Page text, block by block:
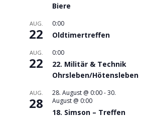
Biere
AUG.
22
0:00
Oldtimertreffen
AUG.
22
0:00
22. Militär & Technik
Ohrsleben/Hötensleben
AUG.
28
28. August @ 0:00-30.
August @ 0:00
18. Simson – Treffen